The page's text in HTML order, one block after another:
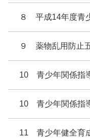
８ 平成14年度
９ 薬物乱用防
10 青少年関係指
10 青少年関係指
11 青少年健全育